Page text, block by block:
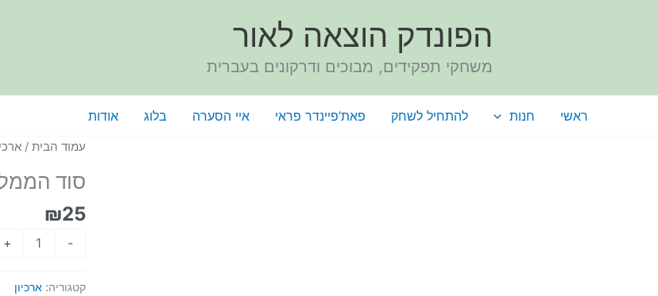
הפונדק הוצאה לאור
משחקי תפקידים, מבוכים ודרקונים בעברית
ראשי חנות להתחיל לשחק פאת’פיינדר פראי איי הסערה בלוג אודות
עמוד הבית /
סוד
₪25
-
+
קטגוריה: ארכיון